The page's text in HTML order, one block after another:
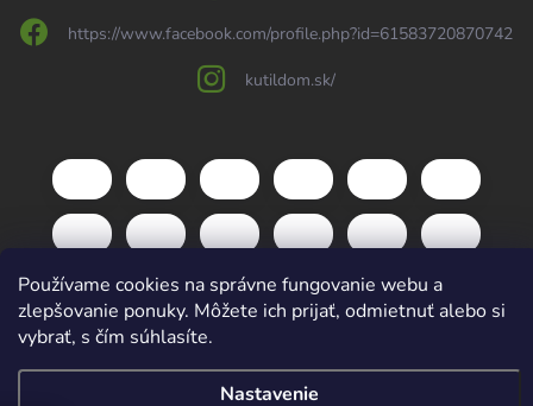
Používame cookies na správne fungovanie webu a
zlepšovanie ponuky. Môžete ich prijať, odmietnuť alebo si
vybrať, s čím súhlasíte.
Nastavenie
https://www.facebook.com/profile.php?id=61583720870742
kutildom.sk/
Copyright 2026kutildom.sk. Všetky práva vyhradené.Upraviť nastavenie
cookies